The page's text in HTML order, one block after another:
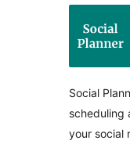
Social
scheduling
your social